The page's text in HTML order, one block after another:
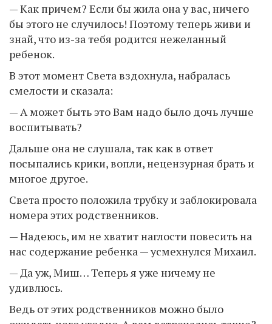
— Как причем? Если бы жила она у вас, ничего
бы этого не случилось! Поэтому теперь живи и
знай, что из-за тебя родится нежеланный
ребенок.
В этот момент Света вздохнула, набралась
смелости и сказала:
— А может быть это Вам надо было дочь лучше
воспитывать?
Дальше она не слушала, так как в ответ
посыпались крики, вопли, нецензурная брать и
многое другое.
Света просто положила трубку и заблокировала
номера этих родственников.
— Надеюсь, им не хватит наглости повесить на
нас содержание ребенка — усмехнулся Михаил.
— Да уж, Миш… Теперь я уже ничему не
удивлюсь.
Ведь от этих родственников можно было